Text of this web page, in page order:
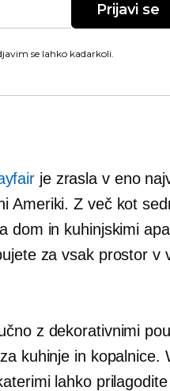
Prijavi se
se lahko kadarkoli.
je zrasla v eno
Ameriki. Z več kot
dom in kuhinjskimi
za vsak prostor v
z dekorativnimi
kuhinje in kopalnice.
lahko